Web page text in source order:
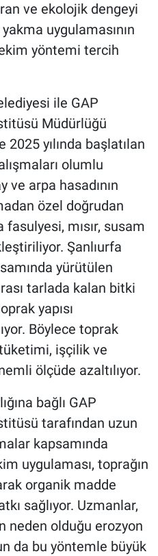
ve ekolojik dengeyi
uygulamasının
yöntemi tercih
ile GAP
Müdürlüğü
yılında başlatılan
olumlu
ve arpa hasadının
özel doğrudan
mısır, susam
Şanlıurfa
yürütülen
tarlada kalan bitki
yapısı
Böylece toprak
işçilik ve
ölçüde azaltılıyor.
bağlı GAP
tarafından uzun
kapsamında
uygulaması, toprağın
organik madde
sağlıyor. Uzmanlar,
neden olduğu erozyon
da bu yöntemle büyük